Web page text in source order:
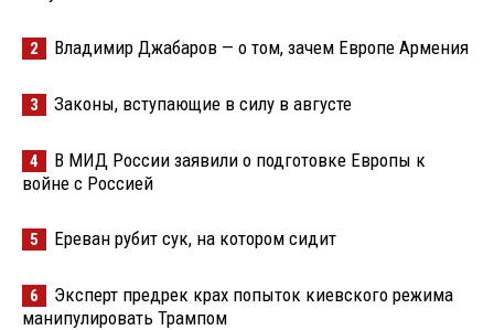
2 Владимир Джабаров — о том, зачем Европе Армения
3 Законы, вступающие в силу в августе
4
В МИД России заявили о подготовке Европы к
войне с Россией
5 Ереван рубит сук, на котором сидит
6
Эксперт предрек крах попыток киевского режима
манипулировать Трампом